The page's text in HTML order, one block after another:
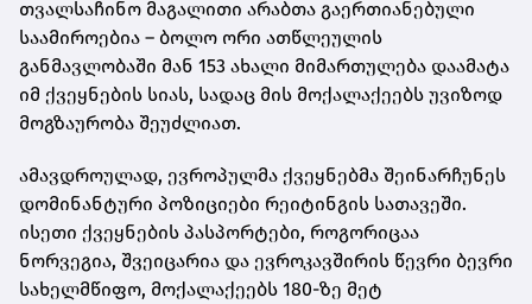
თვალსაჩინო მაგალითი არაბთა გაერთიანებული
საამიროებია – ბოლო ორი ათწლეულის
განმავლობაში მან 153 ახალი მიმართულება დაამატა
იმ ქვეყნების სიას, სადაც მის მოქალაქეებს უვიზოდ
მოგზაურობა შეუძლიათ.
ამავდროულად, ევროპულმა ქვეყნებმა შეინარჩუნეს
დომინანტური პოზიციები რეიტინგის სათავეში.
ისეთი ქვეყნების პასპორტები, როგორიცაა
ნორვეგია, შვეიცარია და ევროკავშირის წევრი ბევრი
სახელმწიფო, მოქალაქეებს 180-ზე მეტ